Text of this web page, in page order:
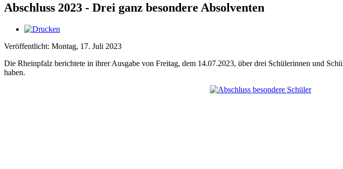
Abschluss 2023 - Drei ganz besondere Absolventen
Veröffentlicht: Montag, 17. Juli 2023
Die Rheinpfalz berichtete in ihrer Ausgabe von Freitag, dem 14.07.2023, über drei Schülerinnen und
haben.